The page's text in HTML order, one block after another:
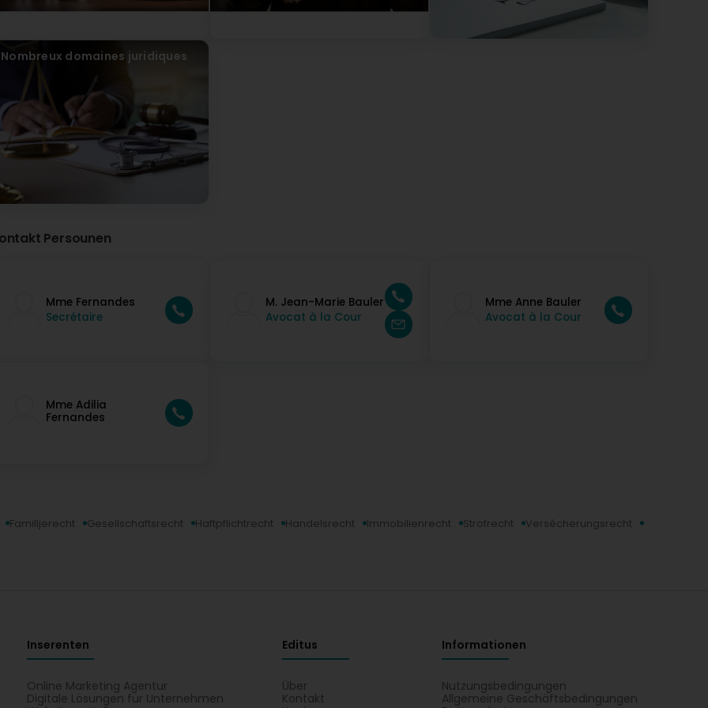
Nombreux domaines juridiques
Persounen
Mme Fernandes
Secrétaire
M. Jean-Marie Bauler
Avocat à la Cour
Mme Anne Bauler
Avocat à la Cour
Mme Adilia
Fernandes
Familljerecht Gesellschaftsrecht Haftpflichtrecht Handelsrecht Immobilienrecht Strofrecht Versécherungsrecht
Inserenten
Online Marketing Agentur
Digitale Lösungen für Unternehmen
Editus
Über
Kontakt
Informationen
Nutzungsbedingungen
Allgemeine Geschäftsbedingungen